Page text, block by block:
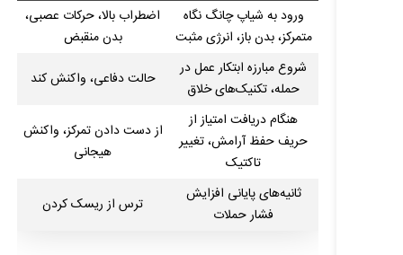
ورود به شیاپ چانگ نگاه
متمرکز، بدن باز، انرژی مثبت
اضطراب بالا، حرکات عصبی،
بدن منقبض
شروع مبارزه ابتکار عمل در
حمله، تکنیک‌های خلاق
حالت دفاعی، واکنش کند
هنگام دریافت امتیاز از
حریف حفظ آرامش، تغییر
تاکتیک
از دست دادن تمرکز، واکنش
هیجانی
ثانیه‌های پایانی افزایش
فشار حملات
ترس از ریسک کردن